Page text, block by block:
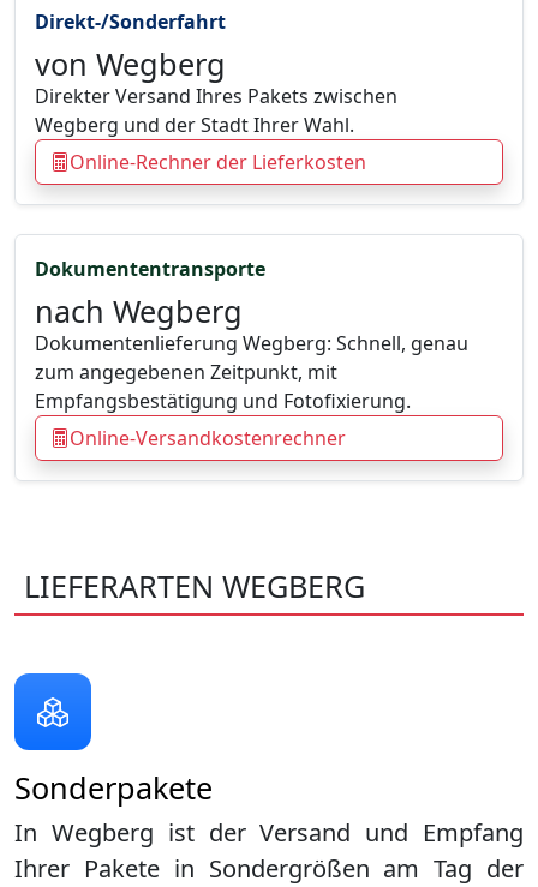
Direkt-/Sonderfahrt
von Wegberg
Direkter Versand Ihres Pakets zwischen
Wegberg und der Stadt Ihrer Wahl.
Online-Rechner der Lieferkosten
Dokumententransporte
nach Wegberg
Dokumentenlieferung Wegberg: Schnell, genau
zum angegebenen Zeitpunkt, mit
Empfangsbestätigung und Fotofixierung.
Online-Versandkostenrechner
LIEFERARTEN WEGBERG
Sonderpakete
In Wegberg ist der Versand und Empfang
Ihrer Pakete in Sondergrößen am Tag der